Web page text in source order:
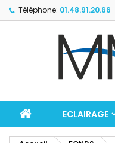
Téléphone: 01.48.91.20.66
ECLAIRAGE